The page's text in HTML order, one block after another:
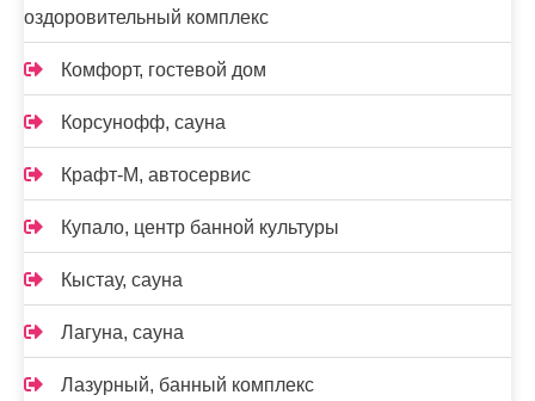
оздоровительный комплекс
Комфорт, гостевой дом
Корсунофф, сауна
Крафт-М, автосервис
Купало, центр банной культуры
Кыстау, сауна
Лагуна, сауна
Лазурный, банный комплекс